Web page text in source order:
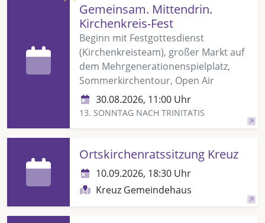
Gemeinsam. Mittendrin.
Kirchenkreis-Fest
Beginn mit Festgottesdienst
(Kirchenkreisteam), großer Markt auf
dem Mehrgenerationenspielplatz,
Sommerkirchentour, Open Air
30.08.2026, 11:00 Uhr
13. SONNTAG NACH TRINITATIS
Ortskirchenratssitzung Kreuz
10.09.2026, 18:30 Uhr
Kreuz Gemeindehaus